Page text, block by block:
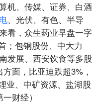
机、传媒、证券、白酒
电、光伏、有色、半导
看，众生药业早盘一字
；包钢股份、中大力
发展、西安饮食等多股
面，比亚迪跌超3%，
业、中矿资源、盐湖股
财经）